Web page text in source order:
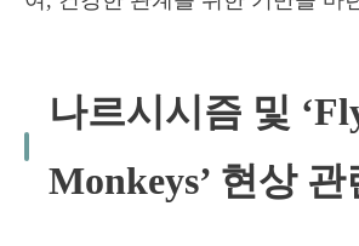
나르시시즘 및
Monkeys’ 현상